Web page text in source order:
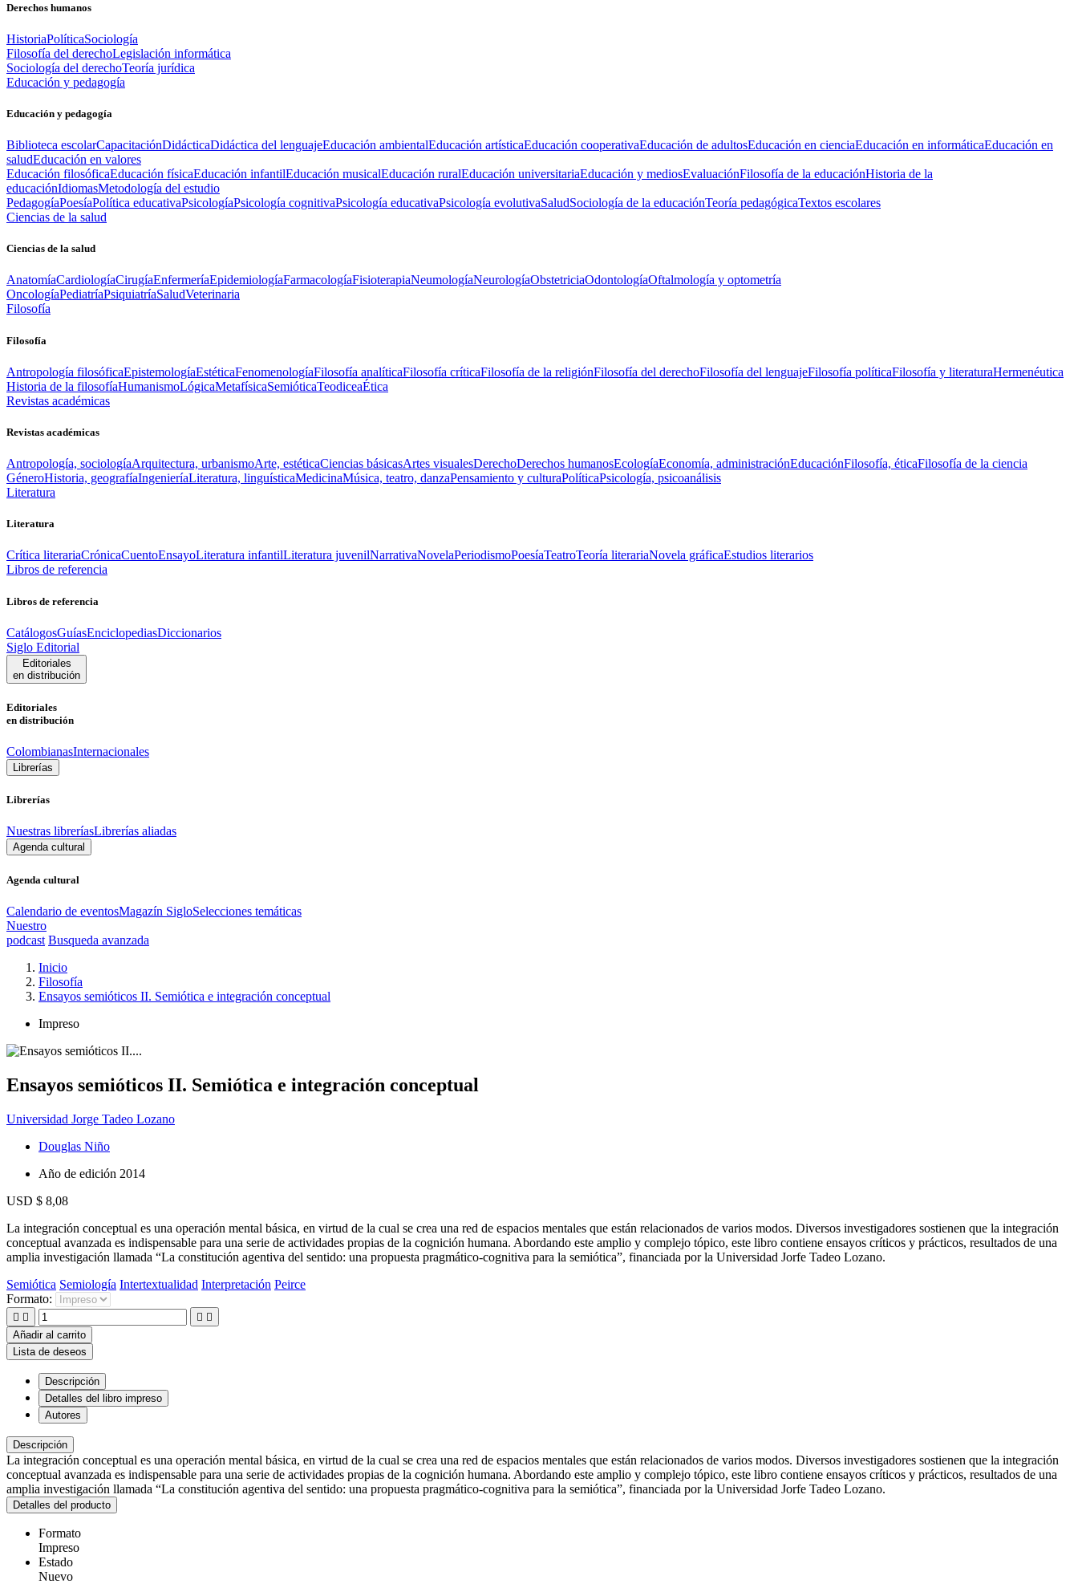
Derechos humanos
HistoriaPolíticaSociología
Filosofía del derechoLegislación informática
Sociología del derechoTeoría jurídica
Educación y pedagogía
Educación y pedagogía
Biblioteca escolarCapacitaciónDidácticaDidáctica del lenguajeEducación ambientalEducación artísticaEducación cooperativaEducación de adultosEducación en cienciaEducación en informáticaEducación en
saludEducación en valores
Educación filosóficaEducación físicaEducación infantilEducación musicalEducación ruralEducación universitariaEducación y mediosEvaluaciónFilosofía de la educaciónHistoria de la
educaciónIdiomasMetodología del estudio
PedagogíaPoesíaPolítica educativaPsicologíaPsicología cognitivaPsicología educativaPsicología evolutivaSaludSociología de la educaciónTeoría pedagógicaTextos escolares
Ciencias de la salud
Ciencias de la salud
AnatomíaCardiologíaCirugíaEnfermeríaEpidemiologíaFarmacologíaFisioterapiaNeumologíaNeurologíaObstetriciaOdontologíaOftalmología y optometría
OncologíaPediatríaPsiquiatríaSaludVeterinaria
Filosofía
Filosofía
Antropología filosóficaEpistemologíaEstéticaFenomenologíaFilosofía analíticaFilosofía críticaFilosofía de la religiónFilosofía del derechoFilosofía del lenguajeFilosofía políticaFilosofía y literaturaHermenéutica
Historia de la filosofíaHumanismoLógicaMetafísicaSemióticaTeodiceaÉtica
Revistas académicas
Revistas académicas
Antropología, sociologíaArquitectura, urbanismoArte, estéticaCiencias básicasArtes visualesDerechoDerechos humanosEcologíaEconomía, administraciónEducaciónFilosofía, éticaFilosofía de la ciencia
GéneroHistoria, geografíaIngenieríaLiteratura, linguísticaMedicinaMúsica, teatro, danzaPensamiento y culturaPolíticaPsicología, psicoanálisis
Literatura
Literatura
Crítica literariaCrónicaCuentoEnsayoLiteratura infantilLiteratura juvenilNarrativaNovelaPeriodismoPoesíaTeatroTeoría literariaNovela gráficaEstudios literarios
Libros de referencia
Libros de referencia
CatálogosGuíasEnciclopediasDiccionarios
Siglo Editorial
Editoriales
en distribución
Editoriales
en distribución
ColombianasInternacionales
Librerías
Librerías
Nuestras libreríasLibrerías aliadas
Agenda cultural
Agenda cultural
Calendario de eventosMagazín SigloSelecciones temáticas
Nuestro
podcast Busqueda avanzada
Inicio
Filosofía
Ensayos semióticos II. Semiótica e integración conceptual
Impreso
Ensayos semióticos II. Semiótica e integración conceptual
Universidad Jorge Tadeo Lozano
Douglas Niño
Año de edición 2014
USD $ 8,08
La integración conceptual es una operación mental básica, en virtud de la cual se crea una red de espacios mentales que están relacionados de varios modos. Diversos investigadores sostienen que la integración
conceptual avanzada es indispensable para una serie de actividades propias de la cognición humana. Abordando este amplio y complejo tópico, este libro contiene ensayos críticos y prácticos, resultados de una
amplia investigación llamada “La constitución agentiva del sentido: una propuesta pragmático-cognitiva para la semiótica”, financiada por la Universidad Jorfe Tadeo Lozano.
Semiótica Semiología Intertextualidad Interpretación Peirce
Formato:
   
Añadir al carrito
Lista de deseos
Descripción
Detalles del libro impreso
Autores
Descripción
La integración conceptual es una operación mental básica, en virtud de la cual se crea una red de espacios mentales que están relacionados de varios modos. Diversos investigadores sostienen que la integración
conceptual avanzada es indispensable para una serie de actividades propias de la cognición humana. Abordando este amplio y complejo tópico, este libro contiene ensayos críticos y prácticos, resultados de una
amplia investigación llamada “La constitución agentiva del sentido: una propuesta pragmático-cognitiva para la semiótica”, financiada por la Universidad Jorfe Tadeo Lozano.
Detalles del producto
Formato
Impreso
Estado
Nuevo